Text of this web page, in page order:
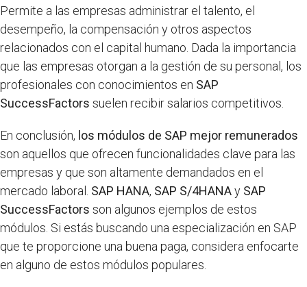
Permite a las empresas administrar el talento, el
desempeño, la compensación y otros aspectos
relacionados con el capital humano. Dada la importancia
que las empresas otorgan a la gestión de su personal, los
profesionales con conocimientos en SAP
SuccessFactors suelen recibir salarios competitivos.
En conclusión, los módulos de SAP mejor remunerados
son aquellos que ofrecen funcionalidades clave para las
empresas y que son altamente demandados en el
mercado laboral. SAP HANA, SAP S/4HANAy SAP
SuccessFactors son algunos ejemplos de estos
módulos. Si estás buscando una especialización en SAP
que te proporcione una buena paga, considera enfocarte
en alguno de estos módulos populares.